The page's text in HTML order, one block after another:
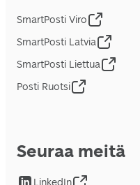
SmartPosti Viro
SmartPosti Latvia
SmartPosti Liettua
Posti Ruotsi
Seuraa meitä
LinkedIn